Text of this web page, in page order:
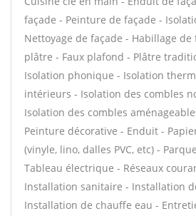
façade - Peinture de façade -
Nettoyage de façade - Habillage de
plâtre - Faux plafond - Plâtre
Isolation phonique - Isolation
intérieurs - Isolation des combles
Isolation des combles
Peinture décorative - Enduit -
(vinyle, lino, dalles PVC, etc) -
Tableau électrique - Réseaux
Installation sanitaire - Installation
Installation de chauffe eau -